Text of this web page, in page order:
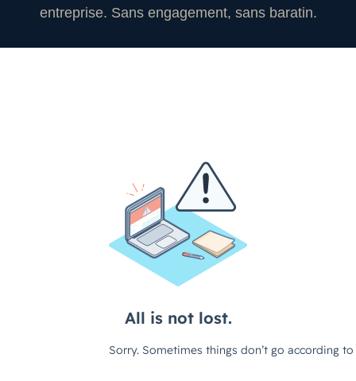
entreprise. Sans engagement, sans baratin.